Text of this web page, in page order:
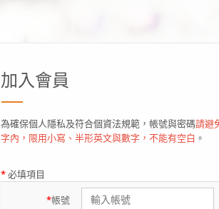
加入會員
為確保個人隱私及符合個資法規範，帳號與密碼請避
字內，限用小寫、半形英文與數字，不能有空白 。
*必填項目
*帳號